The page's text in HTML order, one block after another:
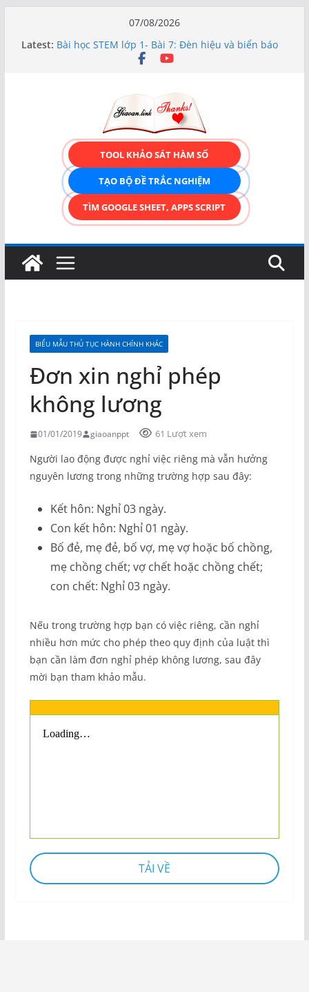
07/08/2026
Latest: Bài học STEM lớp 1- Bài 7: Đèn hiệu và biển báo
Bài học STEM lớp 3 Các bộ phận của thực vật
TẠO FORM ONLINE – TÙY BIẾN GIAO DIỆN ĐỈNH
CAO & XUẤT CODE THÔNG MINH!
TRẢI NGHIỆM CÔNG CỤ TẠO FORM ONLINE
KÉO THẢ – HOÀN TOÀN MIỄN PHÍ!
TOOL KHẢO SÁT HÀM SỐ
TẠO BỘ ĐỀ TRẮC NGHIỆM
TÌM GOOGLE SHEET, APPS SCRIPT
BIỂU MẪU THỦ TỤC HÀNH CHÍNH KHÁC
Đơn xin nghỉ phép
không lương
01/01/2019 giaoanppt 61 Lượt xem
Người lao động được nghỉ việc riêng mà vẫn hưởng
nguyên lương trong những trường hợp sau đây:
Kết hôn: Nghỉ 03 ngày.
Con kết hôn: Nghỉ 01 ngày.
Bố đẻ, mẹ đẻ, bố vợ, mẹ vợ hoặc bố chồng,
mẹ chồng chết; vợ chết hoặc chồng chết;
con chết: Nghỉ 03 ngày.
Nếu trong trường hợp bạn có việc riêng, cần nghỉ
nhiều hơn mức cho phép theo quy định của luật thì
bạn cần làm đơn nghỉ phép không lương, sau đây
mời bạn tham khảo mẫu.
TẢI VỀ